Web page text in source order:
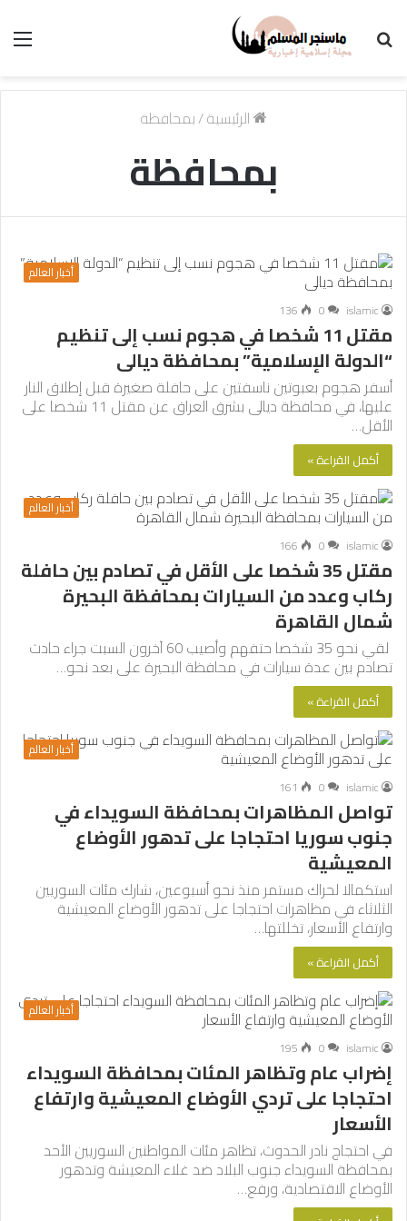
الرئيسية/بمحافظة
بمحافظة
أخبار العالم
islamic
0
136
مقتل 11 شخصا في هجوم نسب إلى تنظيم
“الدولة الإسلامية” بمحافظة ديالى
أسفر هجوم بعبوتين ناسفتين على حافلة صغيرة قبل إطلاق النار
عليها، في محافظة ديالى بشرق العراق عن مقتل 11 شخصا على
الأقل…
أكمل القراءة »
أخبار العالم
islamic
0
166
مقتل 35 شخصا على الأقل في تصادم بين حافلة
ركاب وعدد من السيارات بمحافظة البحيرة
شمال القاهرة
لقي نحو 35 شخصا حتفهم وأصيب 60 آخرون السبت جراء حادث
تصادم بين عدة سيارات في محافظة البحيرة على بعد نحو…
أكمل القراءة »
أخبار العالم
islamic
0
161
تواصل المظاهرات بمحافظة السويداء في
جنوب سوريا احتجاجا على تدهور الأوضاع
المعيشية
استكمالا لحراك مستمر منذ نحو أسبوعين، شارك مئات السوريين
الثلاثاء في مظاهرات احتجاجا على تدهور الأوضاع المعيشية
وارتفاع الأسعار، تخللتها…
أكمل القراءة »
أخبار العالم
islamic
0
195
إضراب عام وتظاهر المئات بمحافظة السويداء
احتجاجا على تردي الأوضاع المعيشية وارتفاع
الأسعار
في احتجاج نادر الحدوث، تظاهر مئات المواطنين السوريين الأحد
بمحافظة السويداء جنوب البلاد ضد غلاء المعيشة وتدهور
الأوضاع الاقتصادية، ورفع…